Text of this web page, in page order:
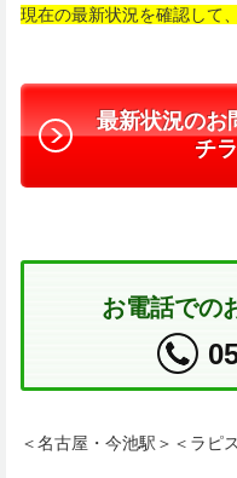
現在の最新状況を確認して
最新状況のお
チ
お電話での
＜名古屋・今池駅＞＜ラピ